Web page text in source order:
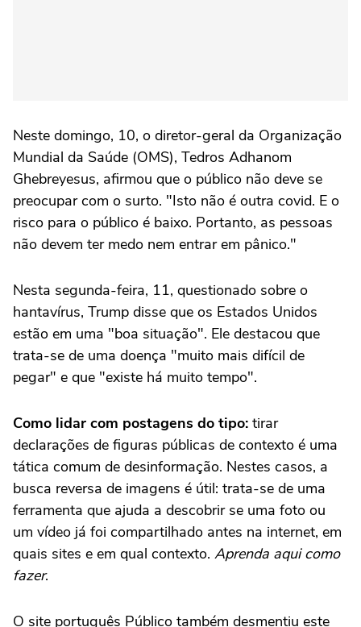
Neste domingo, 10, o diretor-geral da Organização
Mundial da Saúde (OMS), Tedros Adhanom
Ghebreyesus, afirmou que o público não deve se
preocupar com o surto. "Isto não é outra covid. E o
risco para o público é baixo. Portanto, as pessoas
não devem ter medo nem entrar em pânico."
Nesta segunda-feira, 11, questionado sobre o
hantavírus, Trump disse que os Estados Unidos
estão em uma "boa situação". Ele destacou que
trata-se de uma doença "muito mais difícil de
pegar" e que "existe há muito tempo".
Como lidar com postagens do tipo: tirar
declarações de figuras públicas de contexto é uma
tática comum de desinformação. Nestes casos, a
busca reversa de imagens é útil: trata-se de uma
ferramenta que ajuda a descobrir se uma foto ou
um vídeo já foi compartilhado antes na internet, em
quais sites e em qual contexto. Aprenda aqui como
fazer.
O site português Público também desmentiu este